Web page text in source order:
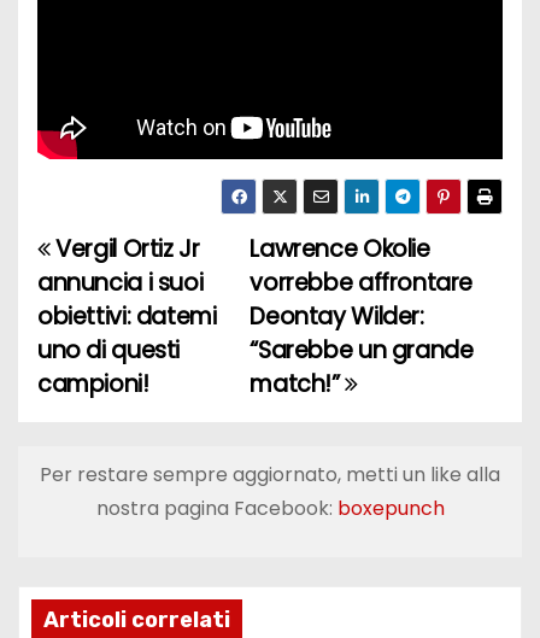
N
a
v
g
i
Lawrence Okolie
vorrebbe affrontare
Deontay Wilder:
“Sarebbe un grande
match!”
Vergil Ortiz Jr
annuncia i suoi
obiettivi: datemi
uno di questi
campioni!
Per restare sempre aggiornato, metti un like alla
nostra pagina Facebook: boxepunch
Articoli correlati